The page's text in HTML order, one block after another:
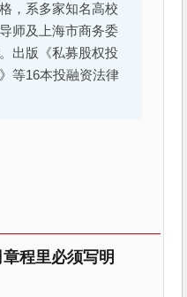
，系多家知名高校
师及上海市商务委
出版《私募股权投
等16本投融资法律
程里必须写明